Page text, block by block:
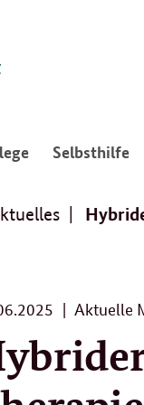
:
öffnen/
Selbsthilfe:
18.
06.
2025
Aktuelle